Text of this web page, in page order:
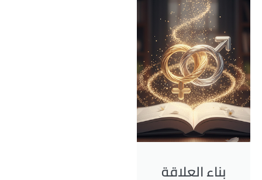
بناء العلاقة